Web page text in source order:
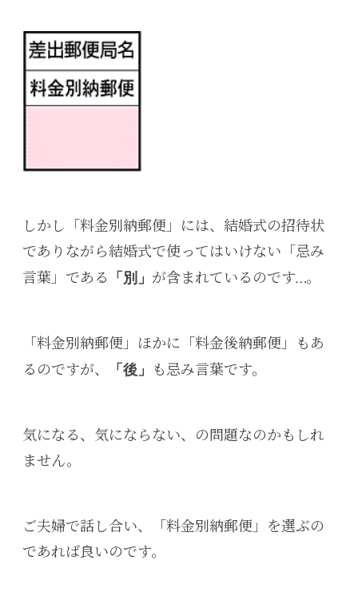
しかし「料金別納郵便」には、結婚式の招待状
でありながら結婚式で使ってはいけない「忌み
言葉」である
「別」 が含まれているのです…。
「料金別納郵便」ほかに「料金後納郵便」もあ
るのですが、
「後」 も忌み言葉です。
気になる、気にならない、の問題なのかもしれ
ません。
ご夫婦で話し合い、「料金別納郵便」を選ぶの
であれば良いのです。